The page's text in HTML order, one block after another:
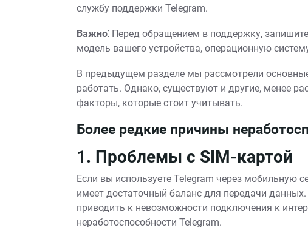
службу поддержки Telegram.
Важно⁚ Перед обращением в поддержку,
модель вашего устройства, операционную
В предыдущем разделе мы рассмотрели
работать. Однако, существуют и другие, менее
факторы, которые стоит учитывать.
Более редкие причины
1. Проблемы с SIM-картой
Если вы используете Telegram через мобильную
имеет достаточный баланс для передачи
приводить к невозможности подключения к
неработоспособности Telegram.